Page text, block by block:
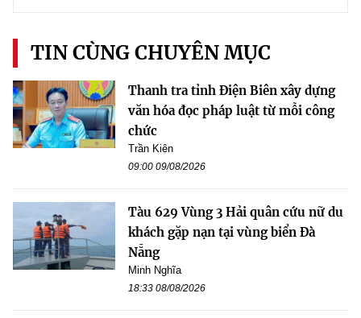
TIN CÙNG CHUYÊN MỤC
Thanh tra tỉnh Điện Biên xây dựng
văn hóa đọc pháp luật từ mỗi công
chức
Trần Kiên
09:00 09/08/2026
Tàu 629 Vùng 3 Hải quân cứu nữ du
khách gặp nạn tại vùng biển Đà
Nẵng
Minh Nghĩa
18:33 08/08/2026